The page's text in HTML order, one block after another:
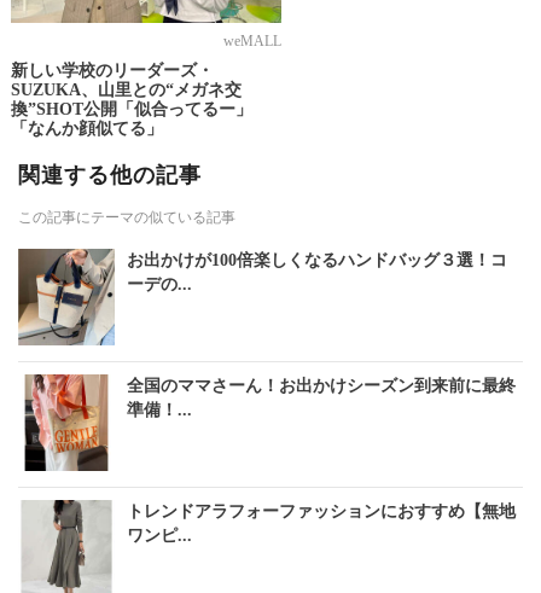
weMALL
新しい学校のリーダーズ・
SUZUKA、山里との“メガネ交
換”SHOT公開「似合ってるー」
「なんか顔似てる」
関連する他の記事
この記事にテーマの似ている記事
お出かけが100倍楽しくなるハンドバッグ３選！コ
ーデの...
全国のママさーん！お出かけシーズン到来前に最終
準備！...
トレンドアラフォーファッションにおすすめ【無地
ワンピ...